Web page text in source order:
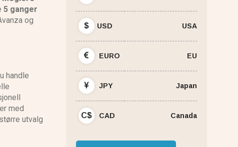
5 ganger
og
handle
med
utvalg
$ USD USA
EURO EU
JPY Japan
C$ CAD Canada